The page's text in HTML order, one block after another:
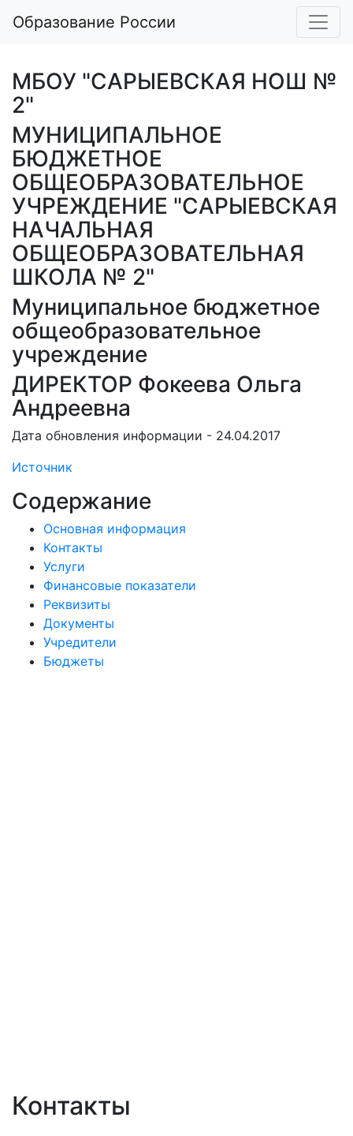
Образование России
МБОУ "САРЫЕВСКАЯ НОШ №
2"
МУНИЦИПАЛЬНОЕ
БЮДЖЕТНОЕ
ОБЩЕОБРАЗОВАТЕЛЬНОЕ
УЧРЕЖДЕНИЕ "САРЫЕВСКАЯ
НАЧАЛЬНАЯ
ОБЩЕОБРАЗОВАТЕЛЬНАЯ
ШКОЛА № 2"
Муниципальное бюджетное
общеобразовательное
учреждение
ДИРЕКТОР Фокеева Ольга
Андреевна
Дата обновления информации - 24.04.2017
Источник
Содержание
Основная информация
Контакты
Услуги
Финансовые показатели
Реквизиты
Документы
Учредители
Бюджеты
Контакты